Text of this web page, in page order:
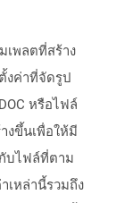
เพลตที่สร้าง
งค่าที่จัดรูป
หรือไฟล์
งขึ้นเพื่อให้มี
บไฟล์ที่ตาม
เหล่านี้รวมถึง